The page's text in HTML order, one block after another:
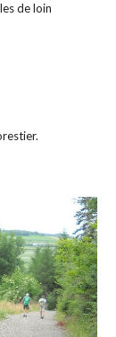
de loin